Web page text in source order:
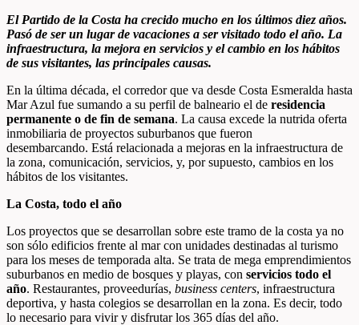
El Partido de la Costa ha crecido mucho en los últimos diez años.
Pasó de ser un lugar de vacaciones a ser visitado todo el año. La
infraestructura, la mejora en servicios y el cambio en los hábitos
de sus visitantes, las principales causas.
En la última década, el corredor que va desde Costa Esmeralda hasta
Mar Azul fue sumando a su perfil de balneario el de residencia
permanente o de fin de semana. La causa excede la nutrida oferta
inmobiliaria de proyectos suburbanos que fueron
desembarcando. Está relacionada a mejoras en la infraestructura de
la zona, comunicación, servicios, y, por supuesto, cambios en los
hábitos de los visitantes.
La Costa, todo el año
Los proyectos que se desarrollan sobre este tramo de la costa ya no
son sólo edificios frente al mar con unidades destinadas al turismo
para los meses de temporada alta. Se trata de mega emprendimientos
suburbanos en medio de bosques y playas, con servicios todo el
año. Restaurantes, proveedurías, business centers, infraestructura
deportiva, y hasta colegios se desarrollan en la zona. Es decir, todo
lo necesario para vivir y disfrutar los 365 días del año.